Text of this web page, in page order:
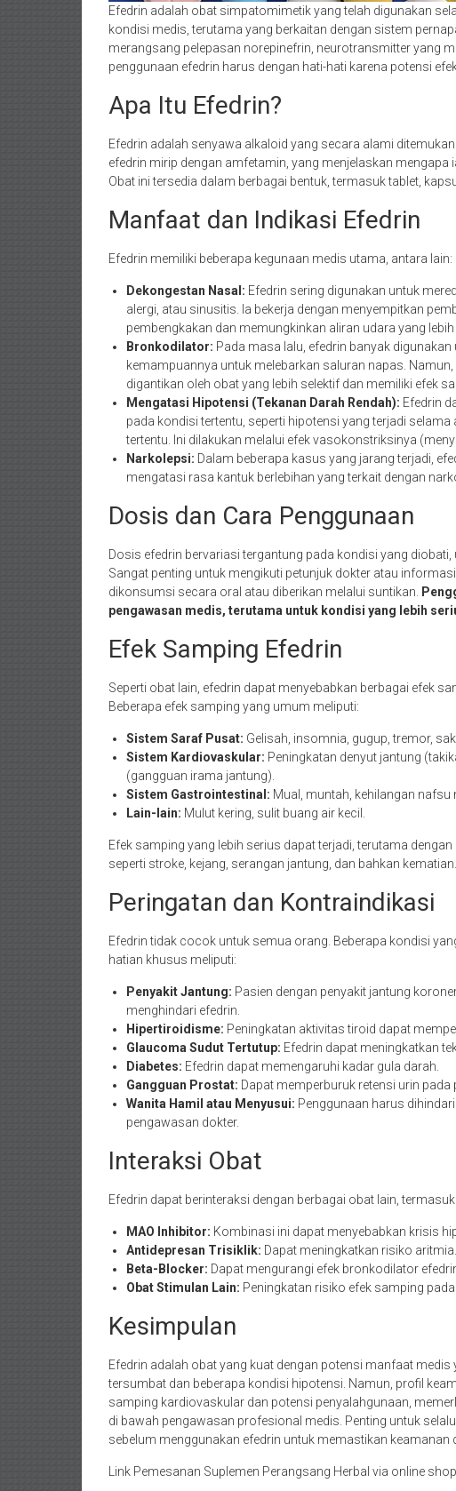
Efedrin adalah obat simpatomimetik yang telah digunakan
kondisi medis, terutama yang berkaitan dengan sistem
merangsang pelepasan norepinefrin, neurotransmitter yang
penggunaan efedrin harus dengan hati-hati karena potensi
Apa Itu Efedrin?
Efedrin adalah senyawa alkaloid yang secara alami
efedrin mirip dengan amfetamin, yang menjelaskan
Obat ini tersedia dalam berbagai bentuk, termasuk tablet,
Manfaat dan Indikasi Efedrin
Efedrin memiliki beberapa kegunaan medis utama, antara lain:
Dekongestan Nasal: Efedrin sering digunakan untuk
alergi, atau sinusitis. Ia bekerja dengan menyempitkan
pembengkakan dan memungkinkan aliran udara yang lebih
Bronkodilator: Pada masa lalu, efedrin banyak
kemampuannya untuk melebarkan saluran napas.
digantikan oleh obat yang lebih selektif dan memiliki efek
Mengatasi Hipotensi (Tekanan Darah Rendah): Efedrin
pada kondisi tertentu, seperti hipotensi yang terjadi
tertentu. Ini dilakukan melalui efek vasokonstriksinya
Narkolepsi: Dalam beberapa kasus yang jarang terjadi,
mengatasi rasa kantuk berlebihan yang terkait dengan
Dosis dan Cara Penggunaan
Dosis efedrin bervariasi tergantung pada kondisi yang
Sangat penting untuk mengikuti petunjuk dokter atau
dikonsumsi secara oral atau diberikan melalui suntikan.
pengawasan medis, terutama untuk kondisi yang lebih
Efek Samping Efedrin
Seperti obat lain, efedrin dapat menyebabkan berbagai efek
Beberapa efek samping yang umum meliputi:
Sistem Saraf Pusat: Gelisah, insomnia, gugup, tremor,
Sistem Kardiovaskular: Peningkatan denyut jantung
(gangguan irama jantung).
Sistem Gastrointestinal: Mual, muntah, kehilangan nafsu
Lain-lain: Mulut kering, sulit buang air kecil.
Efek samping yang lebih serius dapat terjadi, terutama
seperti stroke, kejang, serangan jantung, dan bahkan kematian.
Peringatan dan Kontraindikasi
Efedrin tidak cocok untuk semua orang. Beberapa kondisi
hatian khusus meliputi:
Penyakit Jantung: Pasien dengan penyakit jantung
menghindari efedrin.
Hipertiroidisme: Peningkatan aktivitas tiroid dapat
Glaucoma Sudut Tertutup: Efedrin dapat meningkatkan
Diabetes: Efedrin dapat memengaruhi kadar gula darah.
Gangguan Prostat: Dapat memperburuk retensi urin
Wanita Hamil atau Menyusui: Penggunaan harus
pengawasan dokter.
Interaksi Obat
Efedrin dapat berinteraksi dengan berbagai obat lain, termasuk:
MAO Inhibitor: Kombinasi ini dapat menyebabkan krisis
Antidepresan Trisiklik: Dapat meningkatkan risiko aritmia.
Beta-Blocker: Dapat mengurangi efek bronkodilator
Obat Stimulan Lain: Peningkatan risiko efek samping
Kesimpulan
Efedrin adalah obat yang kuat dengan potensi manfaat
tersumbat dan beberapa kondisi hipotensi. Namun, profil
samping kardiovaskular dan potensi penyalahgunaan,
di bawah pengawasan profesional medis. Penting untuk
sebelum menggunakan efedrin untuk memastikan keamanan
Link Pemesanan Suplemen Perangsang Herbal via online